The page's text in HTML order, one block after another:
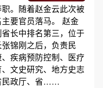
。随着赵金云此次被
要官员落马。 赵金
长中排名第三，位于
锦刚之后，负责民
疾病预防控制、医疗
文史研究、地方史志
民政厅、省……